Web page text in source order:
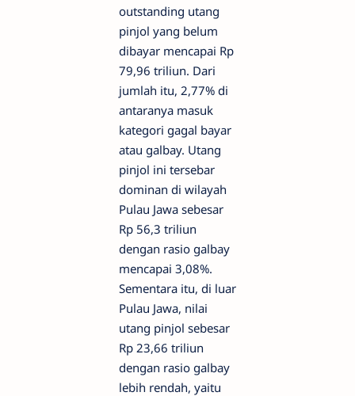
outstanding utang
pinjol yang belum
dibayar mencapai Rp
79,96 triliun. Dari
jumlah itu, 2,77% di
antaranya masuk
kategori gagal bayar
atau galbay. Utang
pinjol ini tersebar
dominan di wilayah
Pulau Jawa sebesar
Rp 56,3 triliun
dengan rasio galbay
mencapai 3,08%.
Sementara itu, di luar
Pulau Jawa, nilai
utang pinjol sebesar
Rp 23,66 triliun
dengan rasio galbay
lebih rendah, yaitu